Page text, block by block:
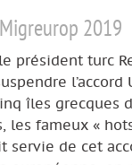
2019
président turc
l’accord
îles grecques
les fameux «
servie de cet